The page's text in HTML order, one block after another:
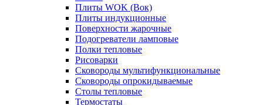
Плиты WOK (Вок)
Плиты индукционные
Поверхности жарочные
Подогреватели ламповые
Полки тепловые
Рисоварки
Сковороды мультифункциональные
Сковороды опрокидываемые
Столы тепловые
Термостаты